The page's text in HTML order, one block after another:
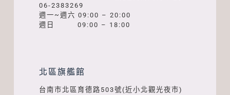
06-2383269
週一~週六 09:00 – 20:00
週日 09:00 – 18:00
北區旗艦館
台南市北區育德路503號(近小北觀光夜市)